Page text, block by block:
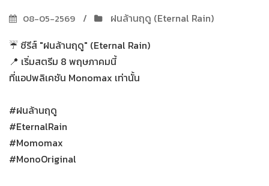
08-05-2569
ฝนล้านฤดู (Eternal Rain)
☔ ซีรีส์ "ฝนล้านฤดู" (Eternal Rain)
📍 เริ่มสตรีม 8 พฤษภาคมนี้
ที่แอปพลิเคชัน Monomax เท่านั้น
#ฝนล้านฤดู
#EternalRain
#Momomax
#MonoOriginal